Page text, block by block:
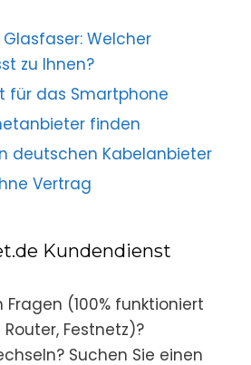
Glasfaser: Welcher
zu Ihnen?
für das Smartphone
finden
deutschen Kabelanbieter
Vertrag
Kundendienst
Fragen (100% funktioniert
Router, Festnetz)?
Suchen Sie einen